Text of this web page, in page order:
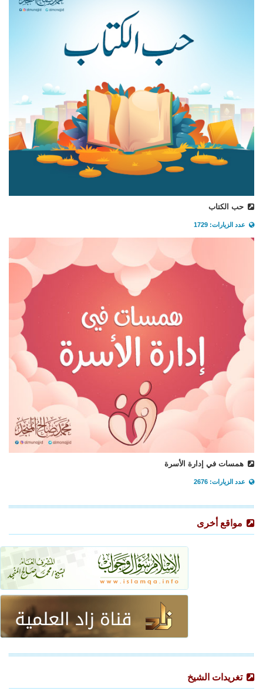
حب الكتاب
عدد الزيارات: 1729
همسات في إدارة الأسرة
عدد الزيارات: 2676
مواقع أخرى
تغريدات الشيخ